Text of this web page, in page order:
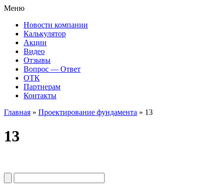
Меню
Новости компании
Калькулятор
Акции
Видео
Отзывы
Вопрос — Ответ
ОТК
Партнерам
Контакты
Главная » Проектирование фундамента » 13
13